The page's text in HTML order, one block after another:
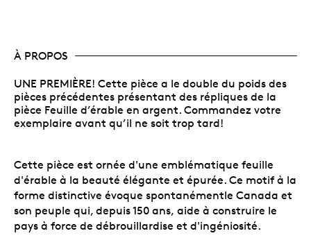
À PROPOS
UNE PREMIÈRE! Cette pièce a le double du poids des
pièces précédentes présentant des répliques de la
pièce Feuille d’érable en argent. Commandez votre
exemplaire avant qu’il ne soit trop tard!
Cette pièce est ornée d'une emblématique feuille
d'érable à la beauté élégante et épurée. Ce motif à la
forme distinctive évoque spontanémentle Canada et
son peuple qui, depuis 150 ans, aide à construire le
pays à force de débrouillardise et d'ingéniosité.